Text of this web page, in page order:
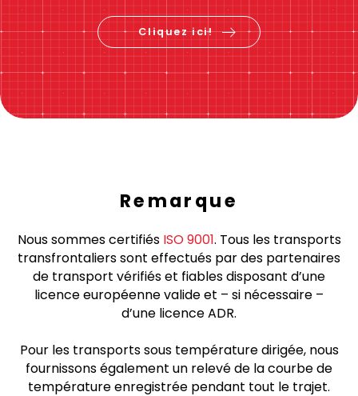
Vérifiez le prix &
réservez maintenant
Remarque
Nous sommes certifiésISO 9001. Tous les transports
de transport vérifiés et fiables disposant d’une
licence européenne valide et – si nécessaire –
d’une licence ADR.